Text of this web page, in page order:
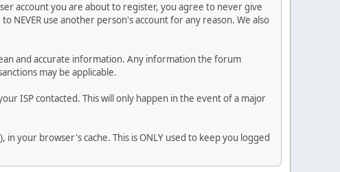
account you are about to register, you agree to never give
use another person's account for any reason. We also
and accurate information. Any information the forum
may be applicable.
ISP contacted. This will only happen in the event of a major
your browser's cache. This is ONLY used to keep you logged